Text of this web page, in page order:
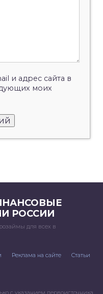
и адрес сайта в
моих
РОССИИ
для всех в
Реклама на сайте Статьи
с указанием первоисточника